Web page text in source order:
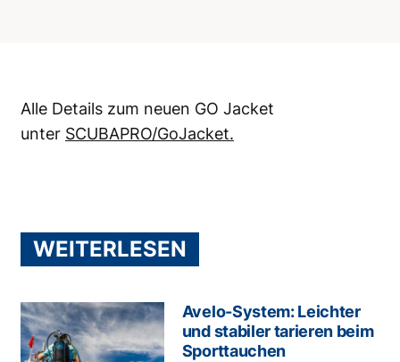
Alle Details zum neuen GO Jacket
unter SCUBAPRO/GoJacket.
WEITERLESEN
Avelo-System: Leichter
und stabiler tarieren beim
Sporttauchen